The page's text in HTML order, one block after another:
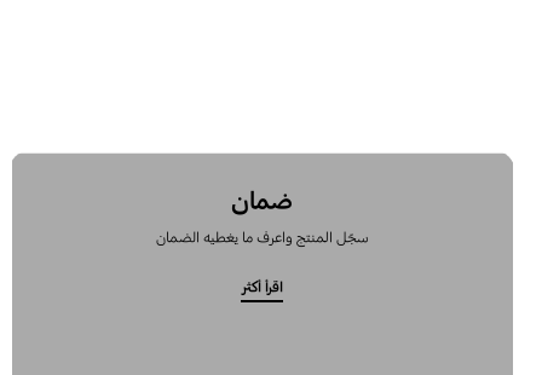
ضمان
سجّل المنتج واعرف ما يغطيه الضمان
اقرأ أكثر